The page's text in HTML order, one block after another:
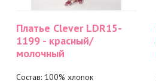
Платье Clever LDR15-
1199 - красный/
молочный
Состав: 100% хлопок